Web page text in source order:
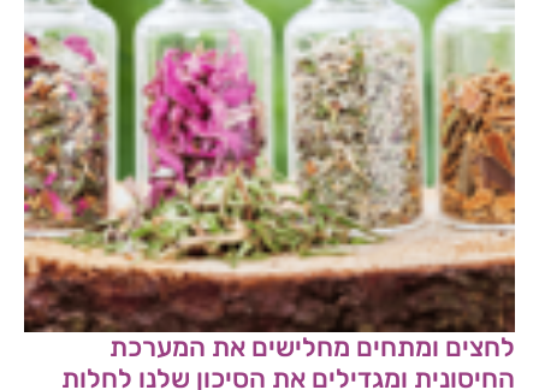
לחצים ומתחים מחלישים את המערכת
החיסונית ומגדילים את הסיכון שלנו לחלות